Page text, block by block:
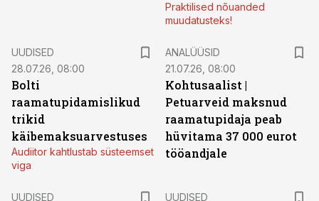
Praktilised nõuanded
muudatusteks!
UUDISED
28.07.26, 08:00
Bolti
raamatupidamislikud
trikid
käibemaksuarvestuses
Audiitor kahtlustab süsteemset
viga
ANALÜÜSID
21.07.26, 08:00
Kohtusaalist |
Petuarveid maksnud
raamatupidaja peab
hüvitama 37 000 eurot
tööandjale
UUDISED UUDISED